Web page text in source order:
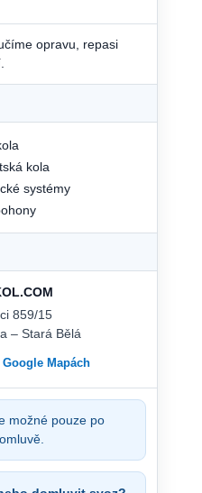
opravu, repasi
kola
systémy
859/15
– Stará Bělá
Mapách
možné pouze po